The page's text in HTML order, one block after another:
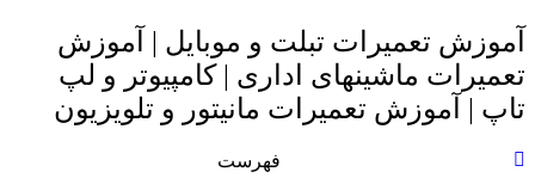
آموزش تعمیرات تبلت و موبایل | آموزش
تعمیرات ماشینهای اداری | کامپیوتر و لپ
تاپ | آموزش تعمیرات مانیتور و تلویزیون
فهرست